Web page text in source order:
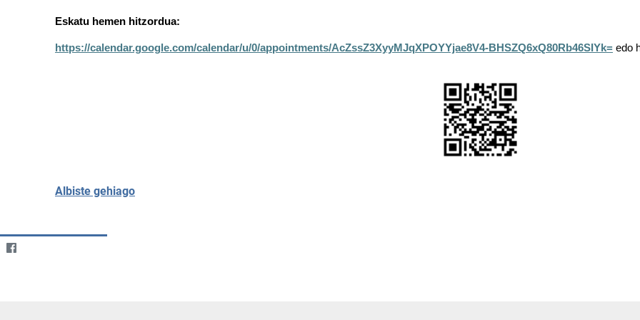
Eskatu hemen hitzordua:
https://calendar.google.com/calendar/u/0/appointments/AcZssZ3XyyMJqXPOYYjae8V4-BHSZQ6xQ80Rb46SIYk= edo
Albiste gehiago